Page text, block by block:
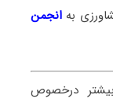
بهانجمن
درخصوص